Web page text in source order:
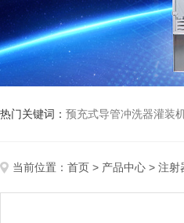
热门关键词： 预充式导管冲洗器灌装
当前位置： 首页 > 产品中心 > 注射